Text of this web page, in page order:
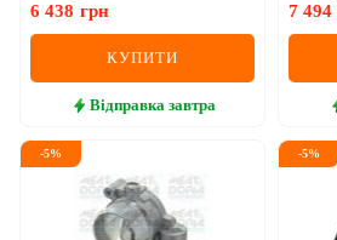
6 438 грн
КУПИТИ
Відправка завтра
7 494
-5% -5%